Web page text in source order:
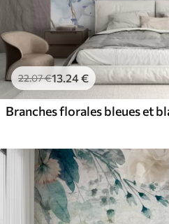
22.07€13.24€